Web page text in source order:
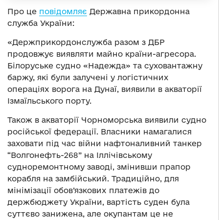
Про це повідомляє Державна прикордонна
служба України:
«Держприкордонслужба разом з ДБР
продовжує виявляти майно країни-агресора.
Білоруське судно «Надежда» та суховантажну
баржу, які були залучені у логістичних
операціях ворога на Дунаї, виявили в акваторії
Ізмаїльського порту.
Також в акваторії Чорноморська виявили судно
російської федерації. Власники намагалися
заховати під час війни нафтоналивний танкер
“Волгонефть-268” на Іллічівському
судноремонтному заводі, змінивши прапор
корабля на замбійський. Традиційно, для
мінімізації обов’язкових платежів до
держбюджету України, вартість суден була
суттєво занижена, але окупантам це не